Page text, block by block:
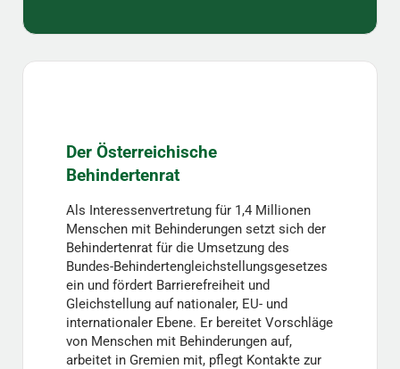
Der Österreichische
Behindertenrat
Als Interessenvertretung für 1,4 Millionen
Menschen mit Behinderungen setzt sich der
Behindertenrat für die Umsetzung des
Bundes-Behindertengleichstellungsgesetzes
ein und fördert Barrierefreiheit und
Gleichstellung auf nationaler, EU- und
internationaler Ebene. Er bereitet Vorschläge
von Menschen mit Behinderungen auf,
arbeitet in Gremien mit, pflegt Kontakte zur